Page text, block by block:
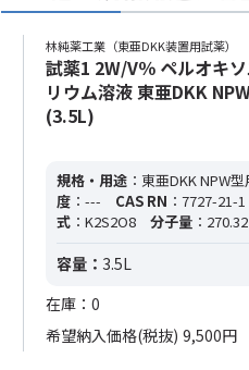
林純薬工業（東亜DKK装置用試薬）
試薬1 2W/V％ ペルオキ
リウム溶液 東亜DKK
(3.5L)
規格・用途 ：東亜DKK NPW型
度 ：--- CAS RN ：7727-21-1
式 ：K2S2O8 分子量 ：270.32
容量： 3.5L
在庫：0
希望納入価格(税抜) 9,500円